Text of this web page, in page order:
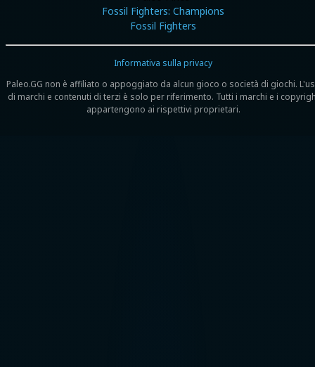
Fossil Fighters: Champions
Fossil Fighters
Paleo.GG non è affiliato o appoggiato da alcun gioco o società di giochi.
di marchi e contenuti di terzi è solo per riferimento. Tutti i marchi e i
appartengono ai rispettivi proprietari.
Informativa sulla privacy